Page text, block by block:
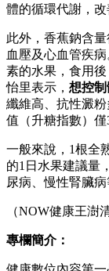
體的循環代謝，改
此外，香蕉鈉含
血壓及心血管疾
素的水果，食用
怡里表示， 想控制
纖維高、抗性澱
值（升糖指數）僅
一般來說，1根全
的1日水果建議量
尿病、慢性腎臟病
（NOW健康王澍
專欄簡介：